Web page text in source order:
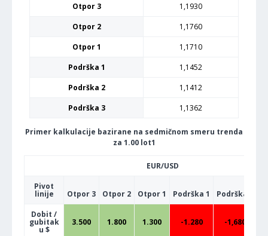
Otpor 3
1,1930
Otpor 2
1,1760
Otpor 1
1,1710
Podrška 1
1,1452
Podrška 2
1,1412
Podrška 3
1,1362
Primer kalkulacije bazirane na sedmičnom smeru trenda
za 1.00 lot1
EUR/USD
Pivot
linije Otpor 3 Otpor 2 Otpor 1 Podrška 1 Podrška 2
Dobit /
gubitak
u $
3.500 1.800 1.300 -1.280 -1,680